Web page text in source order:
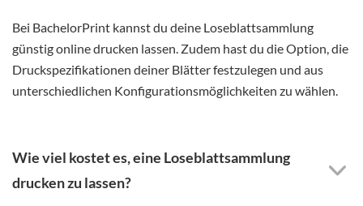
Bei BachelorPrint kannst du deine Loseblattsammlung
günstig online drucken lassen. Zudem hast du die Option, die
Druckspezifikationen deiner Blätter festzulegen und aus
unterschiedlichen Konfigurationsmöglichkeiten zu wählen.
Wie viel kostet es, eine Loseblattsammlung
drucken zu lassen?